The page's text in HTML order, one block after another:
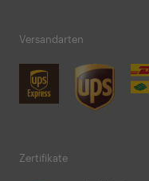
Versandarten
Zertifikate